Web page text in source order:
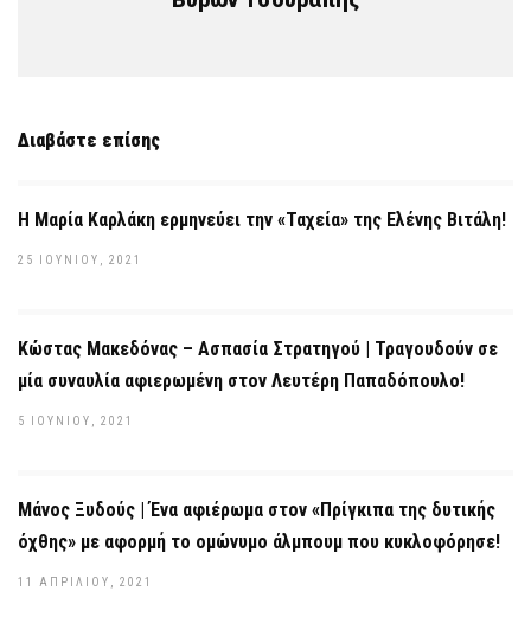
Διαβάστε επίσης
Η Μαρία Καρλάκη ερμηνεύει την «Ταχεία» της Ελένης Βιτάλη!
25 ΙΟΥΝΊΟΥ, 2021
Κώστας Μακεδόνας – Ασπασία Στρατηγού | Τραγουδούν σε
μία συναυλία αφιερωμένη στον Λευτέρη Παπαδόπουλο!
5 ΙΟΥΝΊΟΥ, 2021
Μάνος Ξυδούς | Ένα αφιέρωμα στον «Πρίγκιπα της δυτικής
όχθης» με αφορμή το ομώνυμο άλμπουμ που κυκλοφόρησε!
11 ΑΠΡΙΛΊΟΥ, 2021